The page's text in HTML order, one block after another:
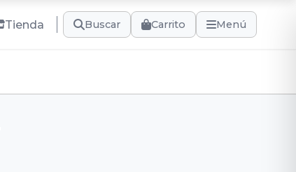
Tienda Buscar Carrito Menú